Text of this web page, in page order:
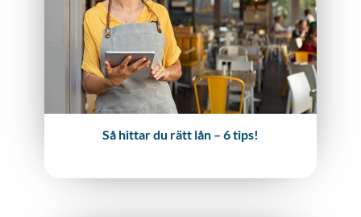
Så hittar du rätt lån – 6 tips!